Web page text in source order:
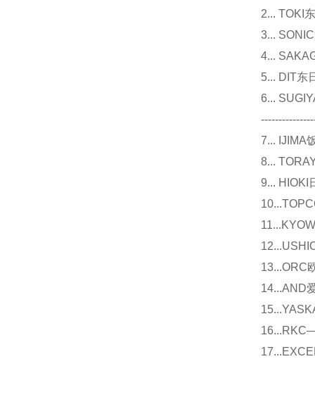
2... TOKI
3...
4...
5... DIT东
6...
7... IJIMA
8...
9... HIOKI
13...ORC
14...AND